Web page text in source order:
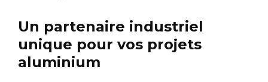
Un partenaire industriel
unique pour vos projets
aluminium